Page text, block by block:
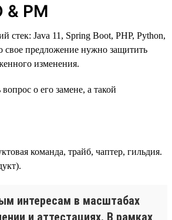
PM
стек: Java 11, Spring Boot, PHP, Python,
предложение нужно защитить
изменения.
о его замене, а такой
команда, трайб, чаптер, гильдия.
интересам в масштабах
и аттестациях. В рамках